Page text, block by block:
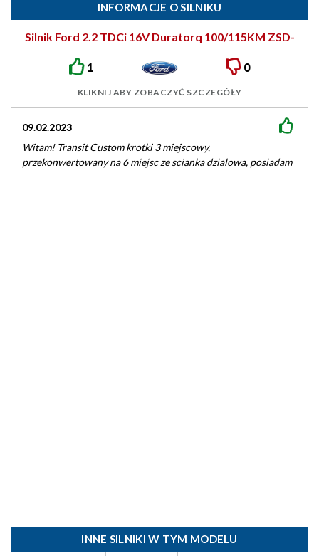
INFORMACJE O SILNIKU
Silnik Ford 2.2 TDCi 16V Duratorq 100/115KM ZSD-
1
0
KLIKNIJ ABY ZOBACZYĆ SZCZEGÓŁY
09.02.2023
Witam! Transit Custom krotki 3 miejscowy,
przekonwertowany na 6 miejsc ze scianka dzialowa, posiadam
od ponad miesiaca. Zakupiony, zeby smigac…
INNE SILNIKI W TYM MODELU